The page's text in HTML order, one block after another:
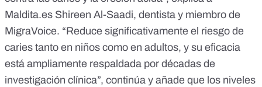
Maldita.es Shireen Al-Saadi, dentista y miembro de
MigraVoice. “Reduce significativamente el riesgo de
caries tanto en niños como en adultos, y su eficacia
está ampliamente respaldada por décadas de
investigación clínica”, continúa y añade que los niveles